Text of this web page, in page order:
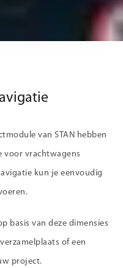
van STAN hebben
voor vrachtwagens
kun je eenvoudig
basis van deze dimensies
of een
project.